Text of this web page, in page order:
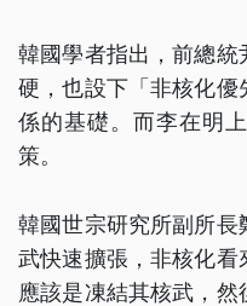
韓國學者指出，前總
硬，也設下「非核化優
係的基礎。而李在明
策。
韓國世宗研究所副所
武快速擴張，非核化
應該是凍結其核武，